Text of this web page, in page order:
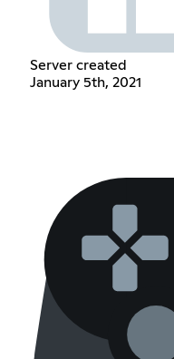
Server created
January 5th, 2021